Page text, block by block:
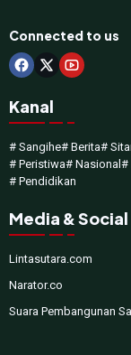
Connected to us
Kanal
# Sangihe# Berita#
# Peristiwa# Nasional #
# Pendidikan
Media &
Lintasutara.com
Narator.co
Suara Pembangunan